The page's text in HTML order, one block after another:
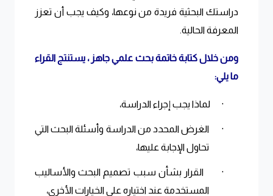
دراستك البحثية فريدة من نوعها، وكيف يجب أن تعزز
المعرفة الحالية.
ومن خلال كتابة خاتمة بحث علمي جاهز ، يستنتج القراء
ما يلي:
· لماذا يجب إجراء الدراسة،
·
الغرض المحدد من الدراسة وأسئلة البحث التي
تحاول الإجابة عليها،
·
القرار بشأن سبب تصميم البحث والأساليب
المستخدمة عند اختياره على الخيارات الأخرى،